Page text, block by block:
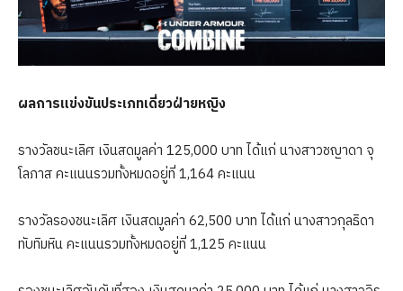
ผลการแข่งขันประเภทเดี่ยวฝ่ายหญิง
รางวัลชนะเลิศ เงินสดมูลค่า 125,000 บาท ได้แก่ นางสาวชญาดา จุ
โลภาส คะแนนรวมทั้งหมดอยู่ที่ 1,164 คะแนน
รางวัลรองชนะเลิศ เงินสดมูลค่า 62,500 บาท ได้แก่ นางสาวกุลธิดา
ทับทิมหิน คะแนนรวมทั้งหมดอยู่ที่ 1,125 คะแนน